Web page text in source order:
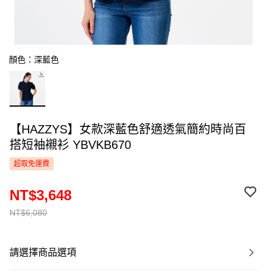
顏色：深藍色
【HAZZYS】女款深藍色舒適透氣簡約時尚百
搭短袖襯衫 YBVKB670
超取免運費
NT$6,080
NT$3,648
請選擇商品選項